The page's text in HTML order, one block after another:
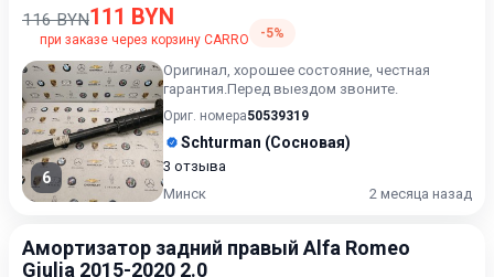
116 BYN111 BYN
при заказе через корзину CARRO -5%
6
Оригинал, хорошее состояние, честная
гарантия.Перед выездом звоните.
Ориг. номера50539319
Schturman (Сосновая)
3 отзыва
Минск
2 месяца назад
Амортизатор задний правый Alfa Romeo
Giulia 2015-2020 2.0